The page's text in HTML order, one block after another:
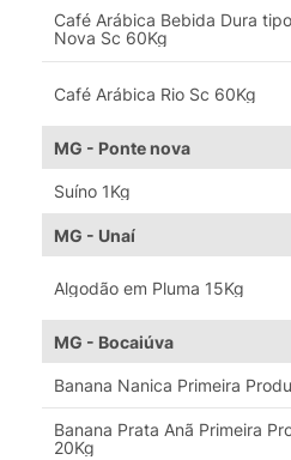
Café Arábica Bebida Dura
Nova Sc 60Kg
Café Arábica Rio Sc 60Kg
MG - Ponte nova
Suíno 1Kg
MG - Unaí
Algodão em Pluma 15Kg
MG - Bocaiúva
Banana Nanica Primeira
Banana Prata Anã Primeira
20Kg